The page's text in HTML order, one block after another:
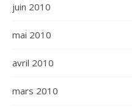
juin 2010
mai 2010
avril 2010
mars 2010